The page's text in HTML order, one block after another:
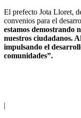
El prefecto Jota Lloret,
convenios para el
estamos demostrando
nuestros ciudadanos.
impulsando el
comunidades”.
|